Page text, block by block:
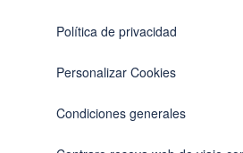
Política de privacidad
Personalizar Cookies
Condiciones generales